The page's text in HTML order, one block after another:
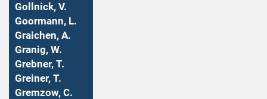
Gollnick, V.
Goormann, L.
Graichen, A.
Granig, W.
Grebner, T.
Greiner, T.
Gremzow, C.